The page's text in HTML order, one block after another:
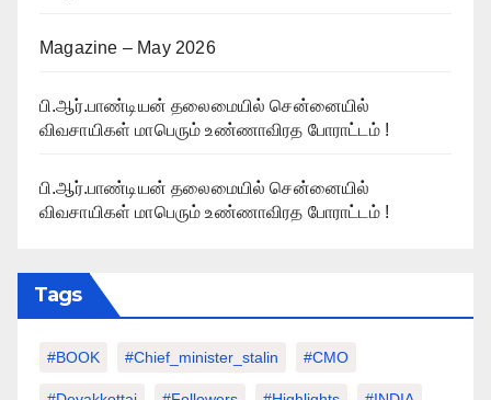
Magazine – May 2026
பி.ஆர்.பாண்டியன் தலைமையில் சென்னையில்
விவசாயிகள் மாபெரும் உண்ணாவிரத போராட்டம் !
பி.ஆர்.பாண்டியன் தலைமையில் சென்னையில்
விவசாயிகள் மாபெரும் உண்ணாவிரத போராட்டம் !
Tags
#BOOK #chief_minister_stalin #CMO